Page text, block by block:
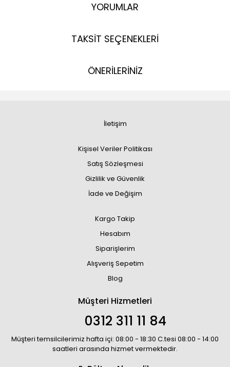
YORUMLAR
TAKSİT SEÇENEKLERİ
ÖNERİLERİNİZ
İletişim
Kişisel Veriler Politikası
Satış Sözleşmesi
Gizlilik ve Güvenlik
İade ve Değişim
Kargo Takip
Hesabım
Siparişlerim
Alışveriş Sepetim
Blog
Müşteri Hizmetleri
0312 311 11 84
Müşteri temsilcilerimiz hafta içi: 08:00 - 18:30 C.tesi 08:00 - 14:00
saatleri arasında hizmet vermektedir.